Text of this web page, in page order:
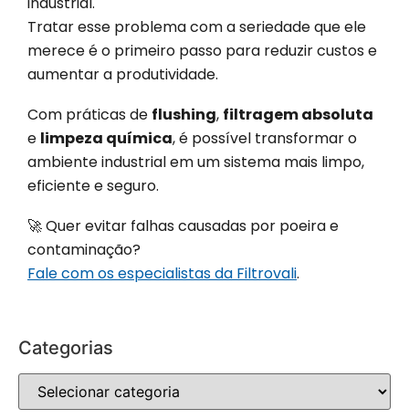
Tratar esse problema com a seriedade que ele
merece é o primeiro passo para reduzir custos e
aumentar a produtividade.
Com práticas de flushing, filtragem absoluta
e limpeza química, é possível transformar o
ambiente industrial em um sistema mais limpo,
eficiente e seguro.
🚀 Quer evitar falhas causadas por poeira e
contaminação?
Fale com os especialistas da Filtrovali.
Categorias